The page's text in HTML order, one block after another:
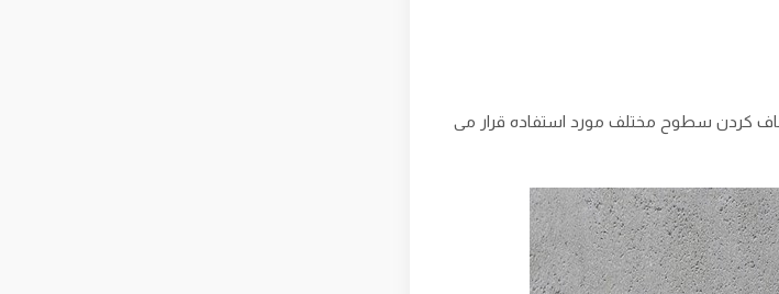
کردن سطوح مختلف مورد استفاده قرار می‌